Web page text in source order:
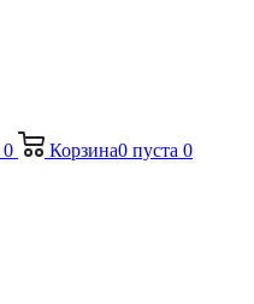
0 Корзина0 пуста 0